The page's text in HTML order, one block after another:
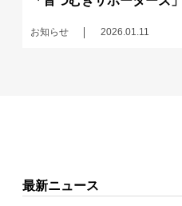
お知らせ 2026.01.11
最新ニュース